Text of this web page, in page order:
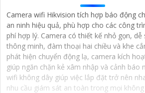
Camera wifi Hikvision tích hợp báo động
an ninh hiệu quả, phù hợp cho các công
phí hợp lý. Camera có thiết kế nhỏ gọn,
thông minh, đàm thoại hai chiều và khe
phát hiện chuyển động lạ, camera kích
giúp ngăn chặn kẻ xâm nhập và cảnh báo
wifi không dây giúp việc lắp đặt trở nên
nhu cầu giám sát an toàn trong mọi không